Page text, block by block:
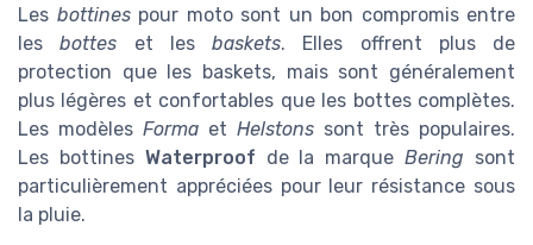
Les bottinespour moto sont un bon compromis entre
lesbottes et les baskets. Elles offrent plus de
protection que les baskets, mais sont généralement
plus légères et confortables que les bottes complètes.
Les modèles Forma et Helstons sont très populaires.
Les bottines Waterproof de la marqueBering sont
particulièrement appréciées pour leur résistance sous
la pluie.